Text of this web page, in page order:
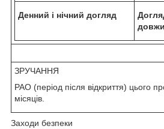
Денний і нічний догляд
ЗРУЧАННЯ
PAO (період після відкриття) цього
місяців.
Заходи безпеки